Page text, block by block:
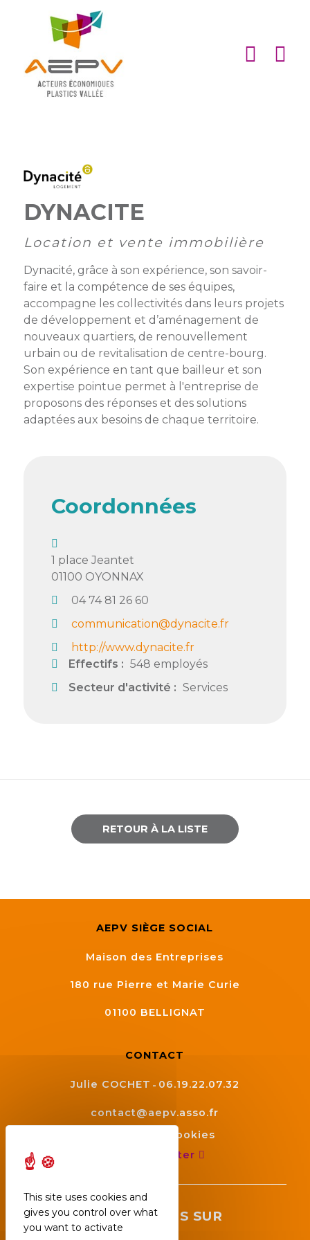
ACCUEIL
ASSOCIATION
Matinales
afterworks
Visites
d’entreprise
Ateliers
AEPV
Club
de
managers
intermédiaires
Defi
sportif
inter-
l’industrie
Newsletter
membre
des
membres
Actualité
des
membres
Kit
de
Industrie
Services
PARTENARIATS
Partenaires
institutionnels
Dispositifs
partenaires
Offres
privilège
EMPLOI
DE
L’AEPV
CONTACT
DYNACITE
Location et vente immobilière
Dynacité, grâce à son expérience, son savoir-
faire et la compétence de ses équipes,
accompagne les collectivités dans leurs projets
de développement et d’aménagement de
nouveaux quartiers, de renouvellement
urbain ou de revitalisation de centre-bourg.
Son expérience en tant que bailleur et son
expertise pointue permet à l'entreprise de
proposons des réponses et des solutions
adaptées aux besoins de chaque territoire.
Coordonnées
1 place Jeantet
01100 OYONNAX
04 74 81 26 60
communication@dynacite.fr
http://www.dynacite.fr
Effectifs : 548 employés
Secteur d'activité : Services
RETOUR À LA LISTE
AEPV SIÈGE SOCIAL
Maison des Entreprises
180 rue Pierre et Marie Curie
01100 BELLIGNAT
CONTACT
Julie COCHET 06.19.22.07.32
contact@aepv.asso.fr
Gestion des cookies
Nous contacter
SUIVEZ NOUS SUR
Cookies management panel
This site uses cookies and
gives you control over what
you want to activate